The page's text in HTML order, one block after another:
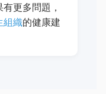
更多問題，
組織的健康建